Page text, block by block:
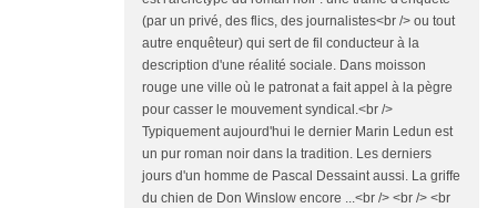
(par un privé, des flics, des journalistes<br /> ou tout
autre enquêteur) qui sert de fil conducteur à la
description d'une réalité sociale. Dans moisson
rouge une ville où le patronat a fait appel à la pègre
pour casser le mouvement syndical.<br />
Typiquement aujourd'hui le dernier Marin Ledun est
un pur roman noir dans la tradition. Les derniers
jours d'un homme de Pascal Dessaint aussi. La griffe
du chien de Don Winslow encore ...<br /> <br /> <br